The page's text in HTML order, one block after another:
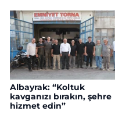
Albayrak: “Koltuk
kavganızı bırakın, şehre
hizmet edin”